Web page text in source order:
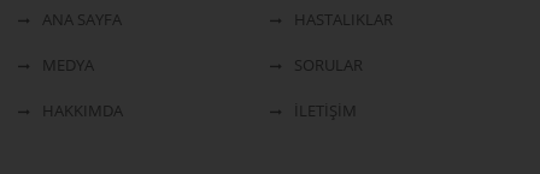
ANA SAYFA HASTALIKLAR
MEDYA SORULAR
HAKKIMDA İLETİŞİM